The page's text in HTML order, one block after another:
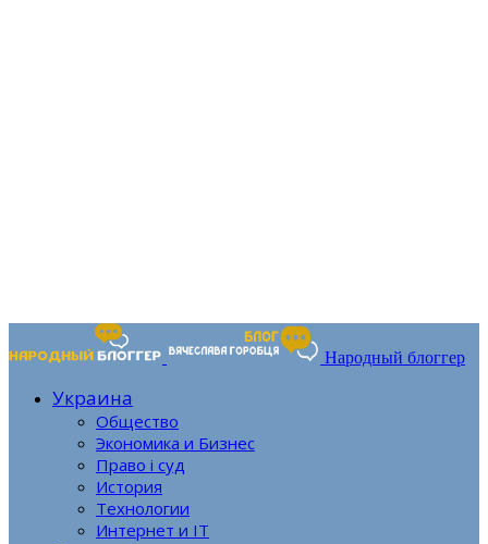
Народный блоггер
Украина
Общество
Экономика и Бизнес
Право і суд
История
Технологии
Интернет и IT